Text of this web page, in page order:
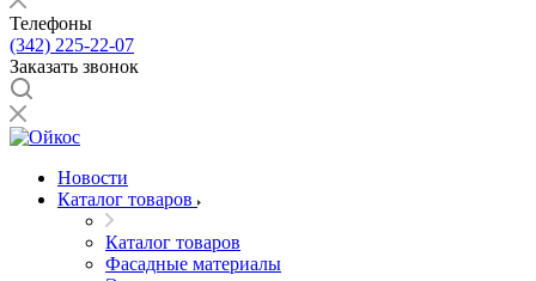
Телефоны
(342) 225-22-07
Заказать звонок
Новости
Каталог товаров
Каталог товаров
Фасадные материалы